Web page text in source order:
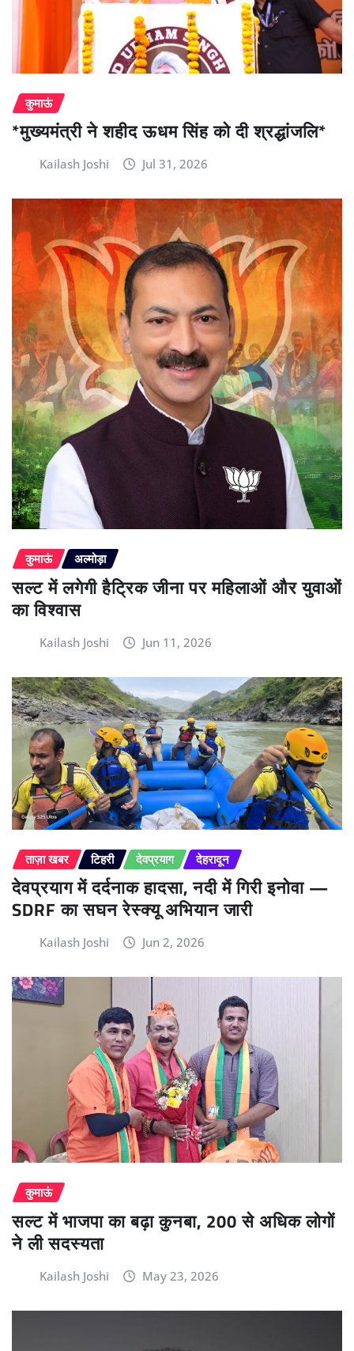
कुमाऊं
*मुख्यमंत्री ने शहीद ऊधम सिंह को दी श्रद्धांजलि*
Kailash Joshi Jul 31, 2026
कुमाऊं अल्मोड़ा
सल्ट में लगेगी हैट्रिक जीना पर महिलाओं और युवाओं
का विश्वास
Kailash Joshi Jun 11, 2026
ताज़ा खबर टिहरी देवप्रयाग देहरादून
देवप्रयाग में दर्दनाक हादसा, नदी में गिरी इनोवा —
SDRF का सघन रेस्क्यू अभियान जारी
Kailash Joshi Jun 2, 2026
कुमाऊं
सल्ट में भाजपा का बढ़ा कुनबा, 200 से अधिक लोगों
ने ली सदस्यता
Kailash Joshi May 23, 2026